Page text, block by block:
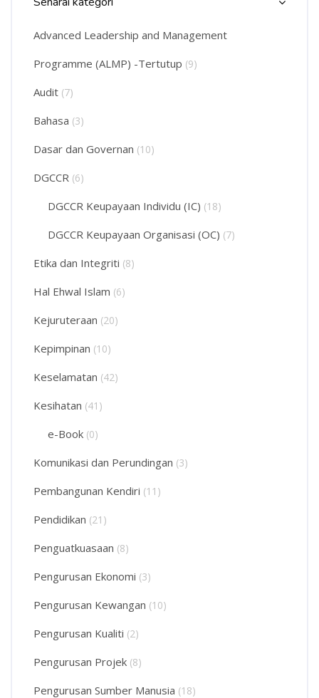
Advanced Leadership and Management
Programme (ALMP) -Tertutup (9)
Audit (7)
Bahasa (3)
Dasar dan Governan (10)
DGCCR (6)
DGCCR Keupayaan Individu (IC) (18)
DGCCR Keupayaan Organisasi (OC) (7)
Etika dan Integriti (8)
Hal Ehwal Islam (6)
Kejuruteraan (20)
Kepimpinan (10)
Keselamatan (42)
Kesihatan (41)
e-Book (0)
Komunikasi dan Perundingan (3)
Pembangunan Kendiri (11)
Pendidikan (21)
Penguatkuasaan (8)
Pengurusan Ekonomi (3)
Pengurusan Kewangan (10)
Pengurusan Kualiti (2)
Pengurusan Projek (8)
Pengurusan Sumber Manusia (18)